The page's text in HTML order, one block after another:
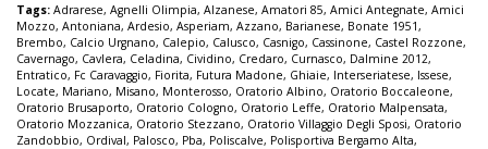
Tags: Adrarese, Agnelli Olimpia, Alzanese, Amatori 85, Amici Antegnate, Amici
Mozzo, Antoniana, Ardesio, Asperiam, Azzano, Barianese, Bonate 1951,
Brembo, Calcio Urgnano, Calepio, Calusco, Casnigo, Cassinone, Castel Rozzone,
Cavernago, Cavlera, Celadina, Cividino, Credaro, Curnasco, Dalmine 2012,
Entratico, Fc Caravaggio, Fiorita, Futura Madone, Ghiaie, Interseriatese, Issese,
Locate, Mariano, Misano, Monterosso, Oratorio Albino, Oratorio Boccaleone,
Oratorio Brusaporto, Oratorio Cologno, Oratorio Leffe, Oratorio Malpensata,
Oratorio Mozzanica, Oratorio Stezzano, Oratorio Villaggio Degli Sposi, Oratorio
Zandobbio, Ordival, Palosco, Pba, Poliscalve, Polisportiva Bergamo Alta,